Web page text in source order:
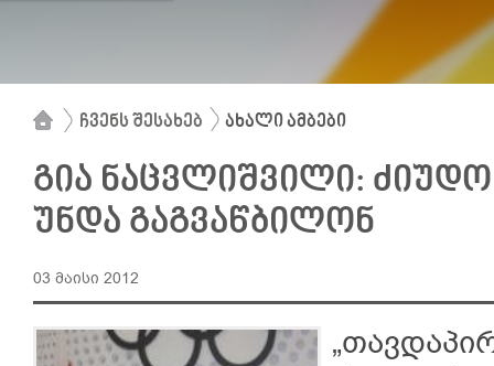
ჩვენს შესახებ ახალი ამბები
გია ნაცვლიშვილი:
უნდა გაგვაწბილონ
03 მაისი 2012